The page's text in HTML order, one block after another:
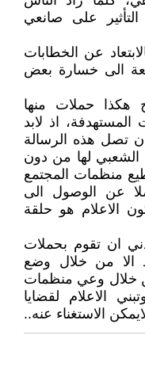
على صانعي
عن الخطابات
الى خسارة بعض
هكذا حملات منها
اذ لابد
تصل هذه الرسالة
الشعبي لها من دون
منظمات المجتمع
عن الوصول الى
الاعلام هو حلقة
ان تقوم بحملات
الا من خلال وضع
من خلال وعي منظمات
الاعلام لقضايا
الاستغناء عنه..